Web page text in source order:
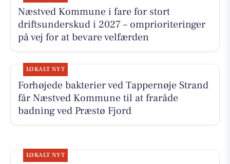
Næstved Kommune i fare for stort
driftsunderskud i 2027 – omprioriteringer
på vej for at bevare velfærden
LOKALT NYT
Forhøjede bakterier ved Tappernøje Strand
får Næstved Kommune til at fraråde
badning ved Præstø Fjord
LOKALT NYT